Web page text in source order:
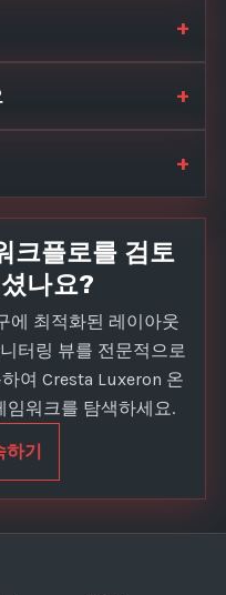
+
+
+
플로를 검토
나요?
에 최적화된 레이아웃
터링 뷰를 전문적으로
여 Cresta Luxeron 온
임워크를 탐색하세요.
하기